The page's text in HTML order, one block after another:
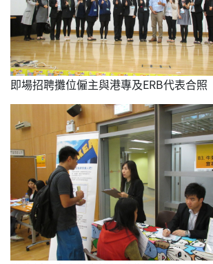
即場招聘攤位僱主與港專及ERB代表合照